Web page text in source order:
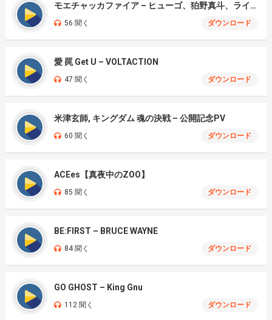
モエチャッカファイア – ヒューゴ、狛野真斗、ライト、セヴェリアン (Cover )
56 聞く ダウンロード
愛 罠 Get U – VOLTACTION
47 聞く ダウンロード
米津玄師, キングダム 魂の決戦 – 公開記念PV
60 聞く ダウンロード
ACEes【真夜中のZOO】
85 聞く ダウンロード
BE:FIRST – BRUCE WAYNE
84 聞く ダウンロード
GO GHOST – King Gnu
112 聞く ダウンロード